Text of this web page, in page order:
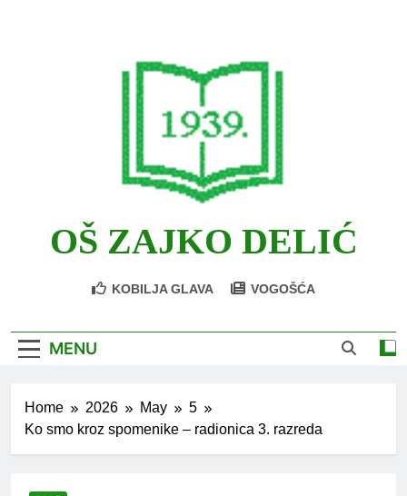
OŠ ZAJKO DELIĆ
KOBILJA GLAVA VOGOŠĆA
MENU
Home 2026 May
5
Ko smo kroz spomenike – radionica 3. razreda